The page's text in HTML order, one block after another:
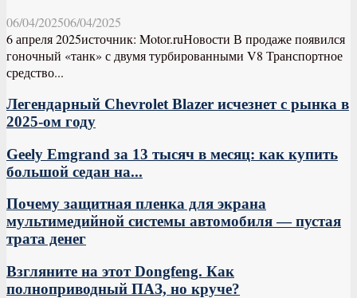
06/04/202506/04/2025
6 апреля 2025источник: Motor.ruНовости В продаже появился
гоночный «танк» с двумя турбированными V8 Транспортное
средство...
Легендарный Chevrolet Blazer исчезнет с рынка в
2025-ом году
Geely Emgrand за 13 тысяч в месяц: как купить
большой седан на...
Почему защитная пленка для экрана
мультимедийной системы автомобиля — пустая
трата денег
Взгляните на этот Dongfeng. Как
полноприводный ПАЗ, но круче?